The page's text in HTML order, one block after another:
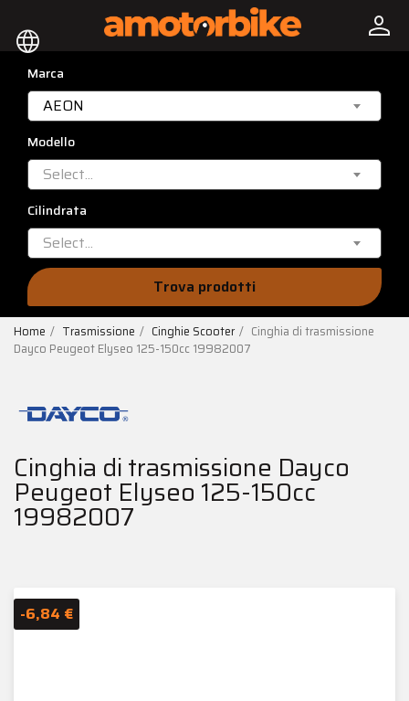
language person
Marca
AEON
Modello
Select...
Cilindrata
Select...
Trova prodotti
Home Trasmissione Cinghie Scooter
Cinghia di trasmissione
Dayco Peugeot Elyseo 125-150cc 19982007
Cinghia di trasmissione Dayco
Peugeot Elyseo 125-150cc
19982007
-6,84 €